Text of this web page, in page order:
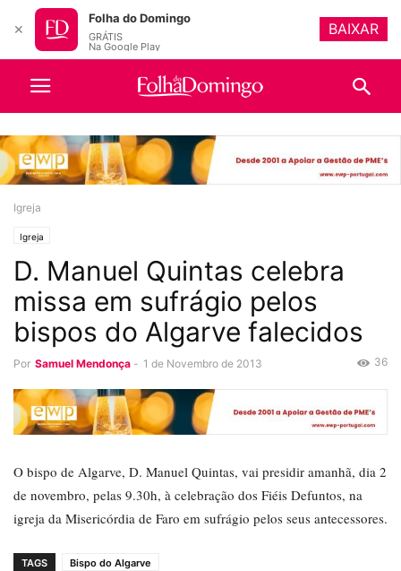
Igreja
Igreja
D. Manuel Quintas celebra
missa em sufrágio pelos
bispos do Algarve falecidos
Por Samuel Mendonça - 1 de Novembro de 2013 36
O bispo de Algarve, D. Manuel Quintas, vai presidir amanhã, dia 2
de novembro, pelas 9.30h, à celebração dos Fiéis Defuntos, na
igreja da Misericórdia de Faro em sufrágio pelos seus antecessores.
TAGS Bispo do Algarve
✕
Folha do Domingo
GRÁTIS
Na Google Play
BAIXAR